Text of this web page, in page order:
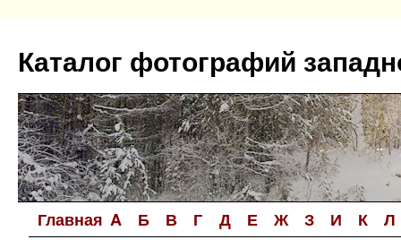
содержимому
Каталог фотографий
Главная A Б В Г Д Е Ж З И К Л